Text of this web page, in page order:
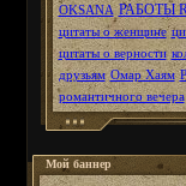
OKSANA РАБОТЫ
цитаты о женщине
цитаты о верности
друзьям Омар Хаям
романтичного вечера
Мой баннер